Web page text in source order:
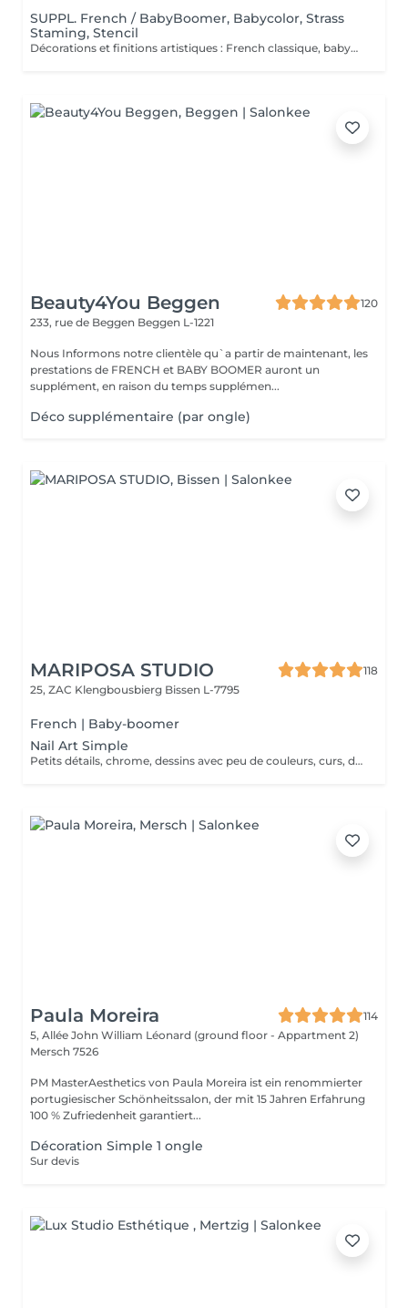
SUPPL. French / BabyBoomer, Babycolor, Strass
Staming, Stencil
Décorations et finitions artistiques : French classique, babyboomer, dégradés de couleur, strass, effets chrome, stamping ou stencil. Ces prestations sont des suppléments optionnels, à ajouter au moment de la prise de rendez-vous ou directement au salon selon le choix final de la cliente. Le tarif peut varier selon la complexité du design ou le nombre d'ongles décorés.
Beauty4You Beggen
120
233, rue de Beggen Beggen L-1221
Nous Informons notre clientèle qu`a partir de maintenant, les
prestations de FRENCH et BABY BOOMER auront un
supplément, en raison du temps supplémen...
Déco supplémentaire (par ongle)
MARIPOSA STUDIO
118
25, ZAC Klengbousbierg Bissen L-7795
French | Baby-boomer
Nail Art Simple
Petits détails, chrome, dessins avec peu de couleurs, curs, dessins simples
Paula Moreira
114
5, Allée John William Léonard (ground floor - Appartment 2)
Mersch 7526
PM MasterAesthetics von Paula Moreira ist ein renommierter
portugiesischer Schönheitssalon, der mit 15 Jahren Erfahrung
100 % Zufriedenheit garantiert...
Décoration Simple 1 ongle
Sur devis